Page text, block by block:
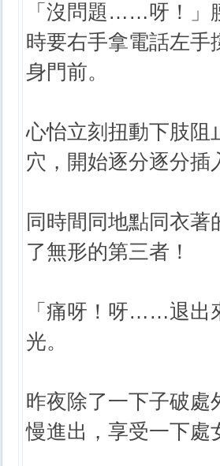
「沒問題……呀！」
時要右手拿電話左
身門前。
心怡立刻扭動下肢阻
穴，開始逐分逐分插
同時間同地點同衣
了無形的第三者！
「痛呀！呀……退
光。
昨夜除了一下子破
慢進出，享受一下處